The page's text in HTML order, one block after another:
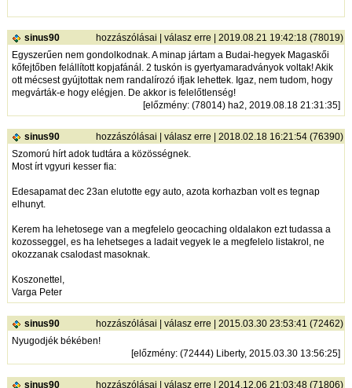
sinus90 hozzászólásai |válasz erre | 2019.08.21 19:42:18 (78019)
Egyszerűen nem gondolkodnak. A minap jártam a Budai-hegyek Magaskői
kőfejtőben felállított kopjafánál. 2 tuskón is gyertyamaradványok voltak! Akik
ott mécsest gyújtottak nem randalírozó ifjak lehettek. Igaz, nem tudom, hogy
megvárták-e hogy elégjen. De akkor is felelőtlenség!
[előzmény: (78014) ha2, 2019.08.18 21:31:35]
sinus90 hozzászólásai |válasz erre | 2018.02.18 16:21:54 (76390)
Szomorú hírt adok tudtára a közösségnek.
Most írt vgyuri kesser fia:
Edesapamat dec 23an elutotte egy auto, azota korhazban volt es tegnap
elhunyt.
Kerem ha lehetosege van a megfelelo geocaching oldalakon ezt tudassa a
kozosseggel, es ha lehetseges a ladait vegyek le a megfelelo listakrol, ne
okozzanak csalodast masoknak.
Koszonettel,
Varga Peter
sinus90 hozzászólásai |válasz erre | 2015.03.30 23:53:41 (72462)
Nyugodjék békében!
[előzmény: (72444) Liberty, 2015.03.30 13:56:25]
sinus90 hozzászólásai |válasz erre | 2014.12.06 21:03:48 (71806)